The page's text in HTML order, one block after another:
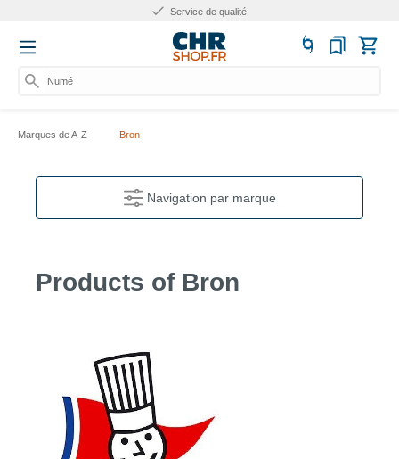
Service de qualité
Numéro
Marques de A-Z Bron
Navigation par marque
Products of Bron